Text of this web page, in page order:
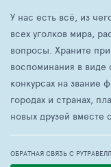
У нас есть всё, из
всех уголков мира,
вопросы. Храните
воспоминания в виде
конкурсах на звание
городах и странах,
новых друзей вместе
ОБРАТНАЯ СВЯЗЬ С